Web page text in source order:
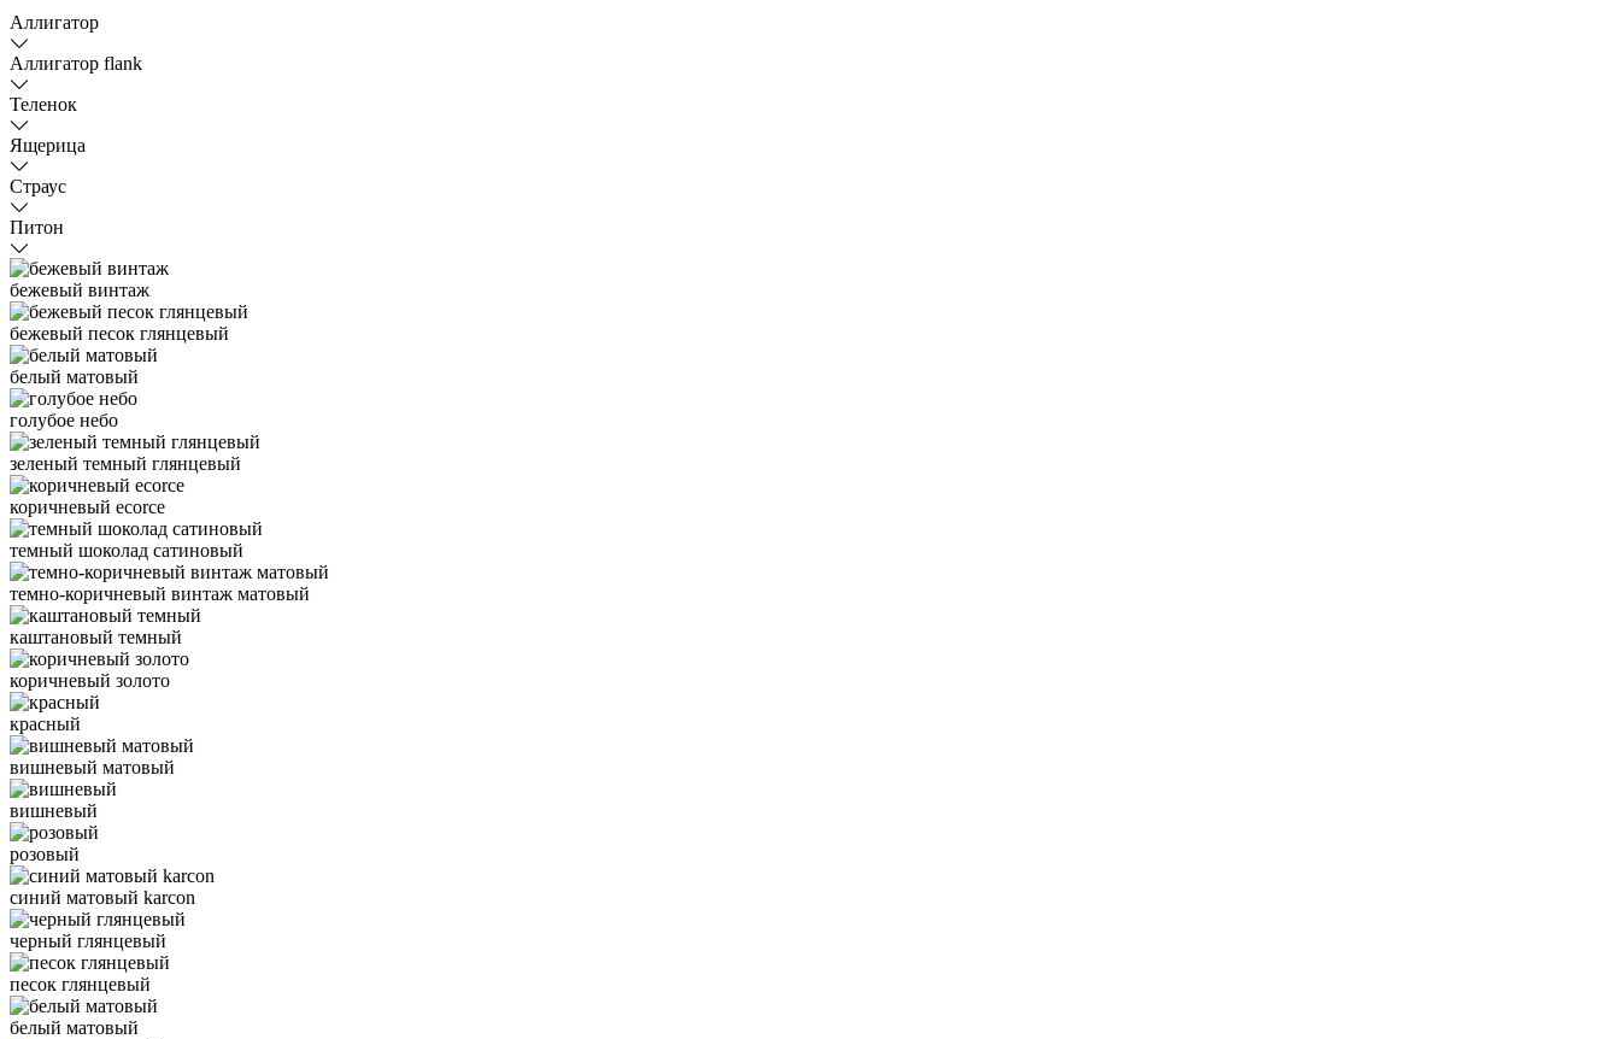
Аллигатор
Аллигатор flank
Теленок
Ящерица
Страус
Питон
бежевый винтаж
бежевый песок глянцевый
белый матовый
голубое небо
зеленый темный глянцевый
коричневый ecorce
темный шоколад сатиновый
темно-коричневый винтаж матовый
каштановый темный
коричневый золото
красный
вишневый матовый
вишневый
розовый
синий матовый karcon
черный глянцевый
песок глянцевый
белый матовый